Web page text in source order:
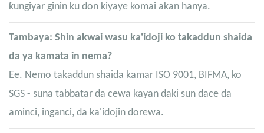
ƙungiyar ginin ku don kiyaye komai akan hanya.
Tambaya: Shin akwai wasu ka'idoji ko takaddun shaida
da ya kamata in nema?
Ee. Nemo takaddun shaida kamar ISO 9001, BIFMA, ko
SGS - suna tabbatar da cewa kayan daki sun dace da
aminci, inganci, da ka'idojin dorewa.